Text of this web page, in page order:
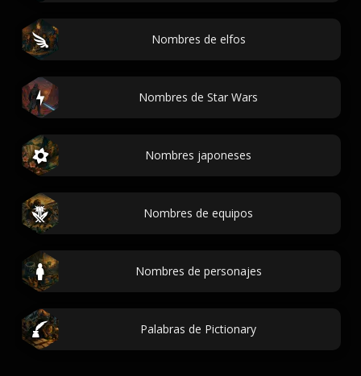
Nombres de elfos
Nombres de Star Wars
Nombres japoneses
Nombres de equipos
Nombres de personajes
Palabras de Pictionary